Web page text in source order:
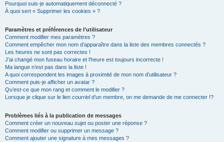
Pourquoi suis-je automatiquement déconnecté ?
À quoi sert « Supprimer les cookies » ?
Paramètres et préférences de l’utilisateur
Comment modifier mes paramètres ?
Comment empêcher mon nom d’apparaître dans la liste des membres connectés ?
Les heures ne sont pas correctes !
J’ai changé mon fuseau horaire et l’heure est toujours incorrecte !
Ma langue n’est pas dans la liste !
A quoi correspondent les images à proximité de mon nom d’utilisateur ?
Comment puis-je afficher un avatar ?
Qu’est-ce que mon rang et comment le modifier ?
Lorsque je clique sur le lien courrield’un membre, on me demande de me connecter !?
Problèmes liés à la publication de messages
Comment créer un nouveau sujet ou poster une réponse ?
Comment modifier ou supprimer un message ?
Comment ajouter une signature à mes messages ?